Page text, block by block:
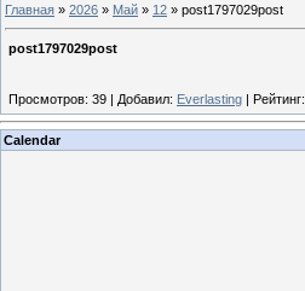
Главная » 2026 » Май » 12 » post1797029post
post1797029post
Просмотров: 39 | Добавил: Everlasting | Рейтинг:
Calendar